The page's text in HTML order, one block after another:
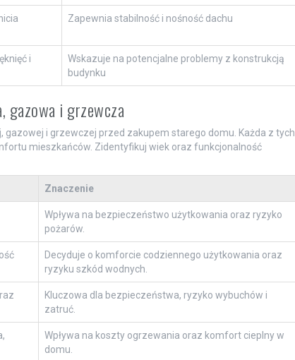
Zapewnia stabilność i nośność dachu
i
Wskazuje na potencjalne problemy z konstrukcją
budynku
gazowa i grzewcza
gazowej i grzewczej przed zakupem starego domu. Każda z tych
mieszkańców. Zidentyfikuj wiek oraz funkcjonalność
Znaczenie
Wpływa na bezpieczeństwo użytkowania oraz ryzyko
pożarów.
Decyduje o komforcie codziennego użytkowania oraz
ryzyku szkód wodnych.
Kluczowa dla bezpieczeństwa, ryzyko wybuchów i
zatruć.
Wpływa na koszty ogrzewania oraz komfort cieplny w
domu.